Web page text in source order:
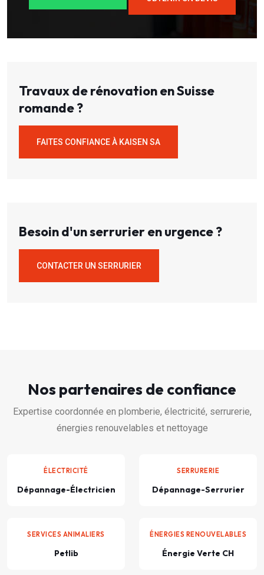
Travaux de rénovation en Suisse
romande ?
FAITES CONFIANCE À KAISEN SA
Besoin d'un serrurier en urgence ?
CONTACTER UN SERRURIER
Nos partenaires de confiance
Expertise coordonnée en plomberie, électricité, serrurerie,
énergies renouvelables et nettoyage
ÉLECTRICITÉ
Dépannage-Électricien
SERRURERIE
Dépannage-Serrurier
SERVICES ANIMALIERS
Petlib
ÉNERGIES RENOUVELABLES
Énergie Verte CH